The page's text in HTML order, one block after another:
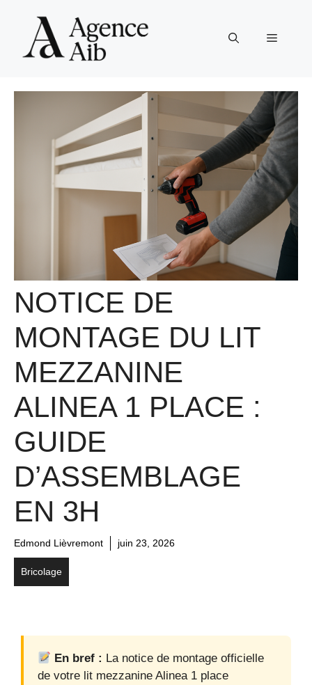
contenu
Menu
NOTICE DE
MONTAGE DU LIT
MEZZANINE
ALINEA 1 PLACE :
GUIDE
D’ASSEMBLAGE
EN 3H
Edmond Lièvremont juin 23, 2026
Bricolage
En bref : La notice de montage officielle
de votre lit mezzanine Alinea 1 place